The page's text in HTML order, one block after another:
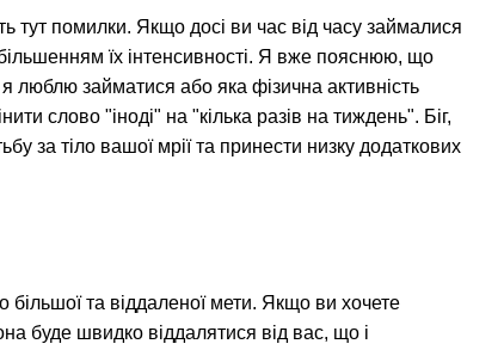
помилки. Якщо досі ви час від часу займалися
їх інтенсивності. Я вже пояснюю, що
люблю займатися або яка фізична активність
слово "іноді" на "кілька разів на тиждень". Біг,
за тіло вашої мрії та принести низку додаткових
та віддаленої мети. Якщо ви хочете
буде швидко віддалятися від вас, що і